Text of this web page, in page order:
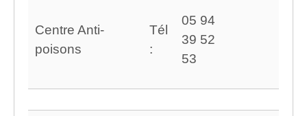
Centre Anti-
poisons
Tél
:
05 94
39 52
53